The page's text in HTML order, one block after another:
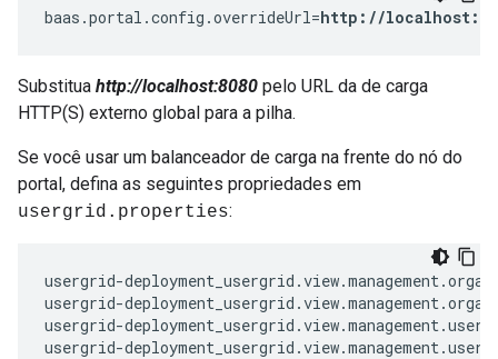
baas.portal.config.overrideUrl=http://
Substitua http://localhost:8080 pelo URL da de carga
HTTP(S) externo global para a pilha.
Se você usar um balanceador de carga na frente do nó do
portal, defina as seguintes propriedades em
usergrid.properties:
usergrid-
usergrid-
usergrid-
usergrid-